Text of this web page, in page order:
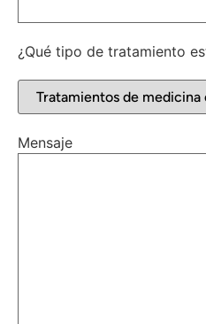
¿Qué tipo de tratamiento
Mensaje